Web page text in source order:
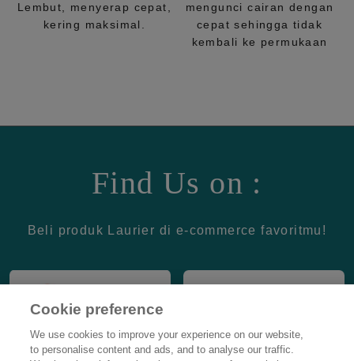
Lembut, menyerap cepat,
kering maksimal.
mengunci cairan dengan
cepat sehingga tidak
kembali ke permukaan
Find Us on :
Beli produk Laurier di e-commerce favoritmu!
Cookie preference
We use cookies to improve your experience on our website,
to personalise content and ads, and to analyse our traffic.